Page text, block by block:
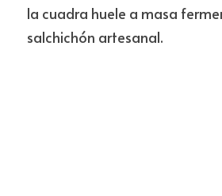
la cuadra huele a masa
salchichón artesanal.